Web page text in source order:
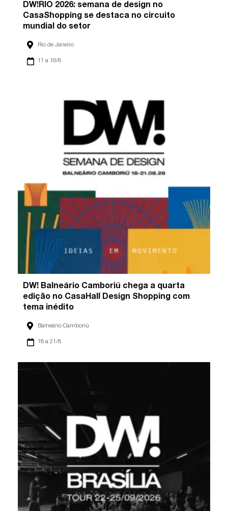
DW!RIO 2026: semana de design no
CasaShopping se destaca no circuito
mundial do setor
Rio de Janeiro
11 a 16/8
DW! Balneário Camboriú chega a quarta
edição no CasaHall Design Shopping com
tema inédito
Balneário Camboriú
18 a 21/8